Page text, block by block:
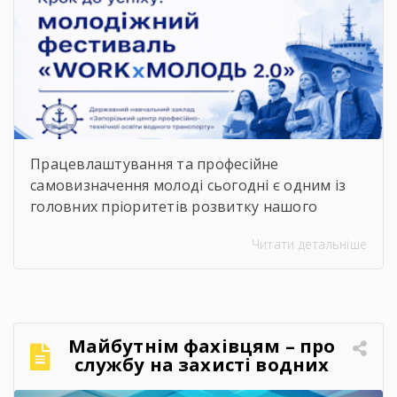
водного транспорту»
підкорює молодіжний
фестиваль «WORKxМОЛОДЬ
2.0»
Працевлаштування та професійне
самовизначення молоді сьогодні є одним із
головних пріоритетів розвитку нашого
правила, потребуючи вмотивованих і
обрати, де знайти перше робоче місце та як
правильно налагодити контакт із майбутніми
роботодавцями. Саме з метою допомогти
Читати детальніше
Майбутнім фахівцям – про
службу на захисті водних